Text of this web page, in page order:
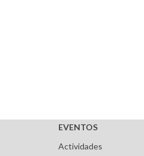
EVENTOS
Actividades